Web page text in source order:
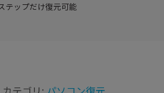
アップ
テップだけ復元可能